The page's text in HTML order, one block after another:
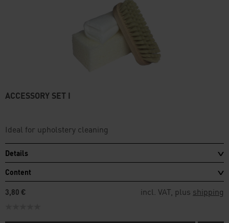
ACCESSORY SET I
Ideal for upholstery cleaning
Details
Content
3,80 €
incl. VAT, plus shipping